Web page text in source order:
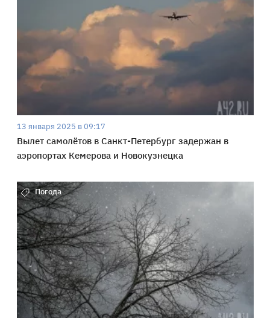
13 января 2025 в 09:17
Вылет самолётов в Санкт-Петербург задержан в
аэропортах Кемерова и Новокузнецка
Погода